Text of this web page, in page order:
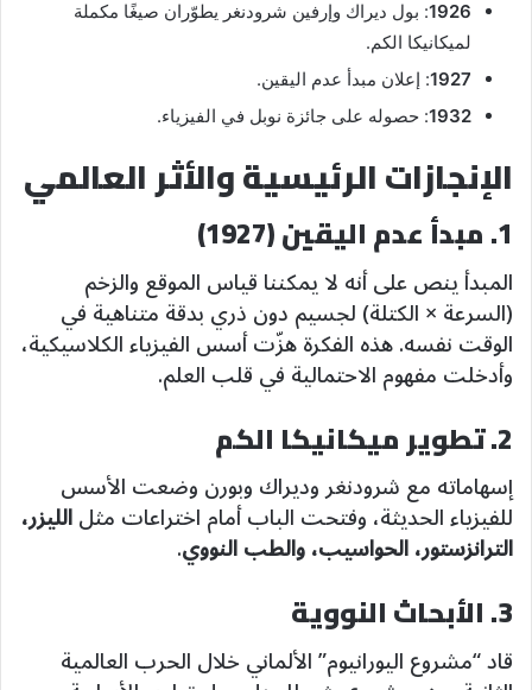
1926: بول ديراك وإرفين شرودنغر يطوّران صيغًا مكملة
لميكانيكا الكم.
1927: إعلان مبدأ عدم اليقين.
1932: حصوله على جائزة نوبل في الفيزياء.
الإنجازات الرئيسية والأثر العالمي
1. مبدأ عدم اليقين (1927)
المبدأ ينص على أنه لا يمكننا قياس الموقع والزخم
(السرعة × الكتلة) لجسيم دون ذري بدقة متناهية في
الوقت نفسه. هذه الفكرة هزّت أسس الفيزياء الكلاسيكية،
وأدخلت مفهوم الاحتمالية في قلب العلم.
2. تطوير ميكانيكا الكم
إسهاماته مع شرودنغر وديراك وبورن وضعت الأسس
للفيزياء الحديثة، وفتحت الباب أمام اختراعات مثلالليزر،
الترانزستور، الحواسيب، والطب النووي.
3. الأبحاث النووية
قاد “مشروع اليورانيوم” الألماني خلال الحرب العالمية